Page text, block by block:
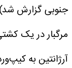
جنوبی گزارش
مرگبار در یک
آرژانتین به